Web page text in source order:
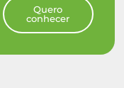
Quero
conhecer